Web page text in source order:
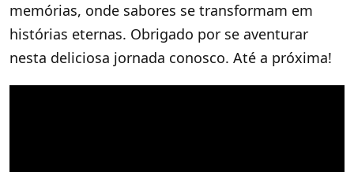
memórias, onde sabores se transformam em
histórias eternas. Obrigado por se aventurar
nesta deliciosa jornada conosco. Até a próxima!